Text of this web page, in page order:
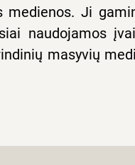
medienos. Ji
naudojamos
masyvių